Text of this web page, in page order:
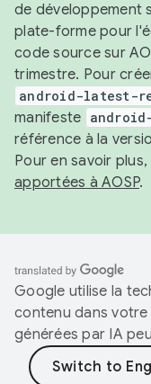
de développement
plate-forme pour
code source sur
trimestre. Pour
android-latest-
manifeste
référence à la
Pour en savoir
apportées à AOSP.
Google utilise la
contenu dans
générées par IA